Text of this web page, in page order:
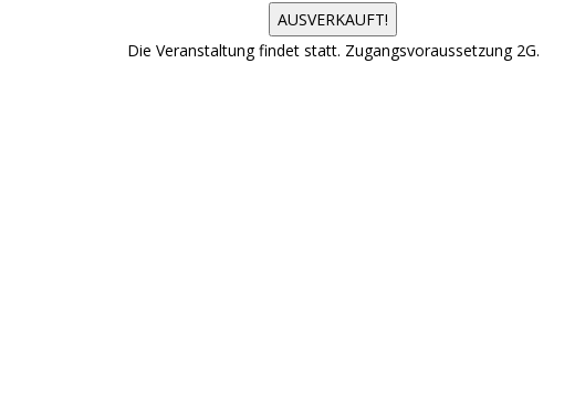
AUSVERKAUFT!
Die Veranstaltung findet statt. Zugangsvoraussetzung 2G.